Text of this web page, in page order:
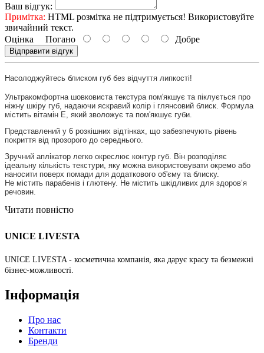
Ваш відгук:
Примітка: HTML розмітка не підтримується! Використовуйте
звичайний текст.
Оцінка Погано Добре
Відправити відгук
Насолоджуйтесь блиском губ без відчуття липкості!
Ультракомфортна шовковиста текстура пом'якшує та піклується про
ніжну шкіру губ, надаючи яскравий колір і глянсовий блиск. Формула
містить вітамін Е, який зволожує та пом'якшує губи.
Представлений у 6 розкішних відтінках, що забезпечують рівень
покриття від прозорого до середнього.
Зручний аплікатор легко окреслює контур губ. Він розподіляє
ідеальну кількість текстури, яку можна використовувати окремо або
наносити поверх помади для додаткового об'єму та блиску.
Не містить парабенів і глютену. Не містить шкідливих для здоров’я
речовин.
Читати повністю
UNICE LIVESTA
UNICE LIVESTA - косметична компанія, яка дарує красу та безмежні
бізнес-можливості.
Інформація
Про нас
Контакти
Бренди